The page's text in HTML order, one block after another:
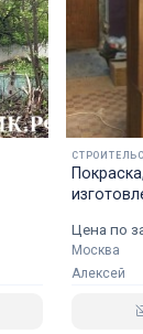
Московской
Заречье, Кашира,
Московский,
Шатура,
☑️☑️☑️Сохраните в
потерять!!
Ключевые
Аренда, услуги,
Подольск, Ям,
Цена по
Москва
Алексей